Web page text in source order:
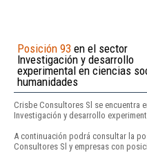
Posición 93 en el sector
Investigación y desarrollo
experimental en ciencias
humanidades
Crisbe Consultores Sl se encuentra
Investigación y desarrollo
A continuación podrá consultar la
Consultores Sl y empresas con